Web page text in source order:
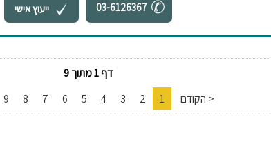
03-6126367 ייעוץ אישי
דף 1 מתוך 9
< הקודם
1
2
3
4
5
6
7
8
9